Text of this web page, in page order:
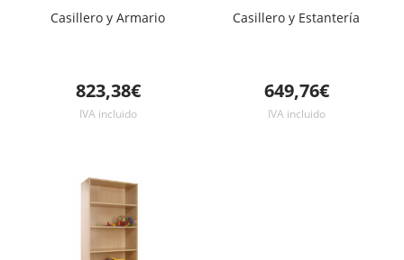
Casillero y Armario
823,38€
IVA incluido
Casillero y Estantería
649,76€
IVA incluido